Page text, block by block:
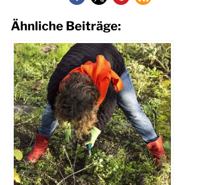
Ähnliche Beiträge: